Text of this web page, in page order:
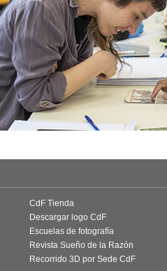
CdF Tienda
Descargar logo CdF
Escuelas de fotografía
Revista Sueño de la Razón
Recorrido 3D por Sede CdF